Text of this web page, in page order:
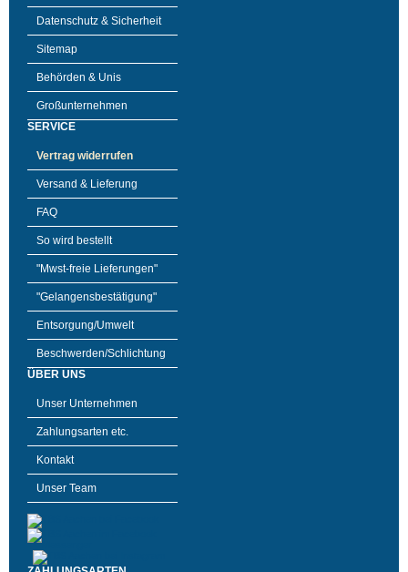
Datenschutz & Sicherheit
Sitemap
Behörden & Unis
Großunternehmen
SERVICE
Vertrag widerrufen
Versand & Lieferung
FAQ
So wird bestellt
"Mwst-freie Lieferungen"
"Gelangensbestätigung"
Entsorgung/Umwelt
Beschwerden/Schlichtung
ÜBER UNS
Unser Unternehmen
Zahlungsarten etc.
Kontakt
Unser Team